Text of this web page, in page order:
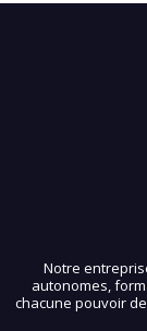
Notre
autonomes,
chacune pouvoir